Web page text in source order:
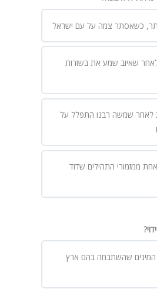
כשאסתר צמה על עם ישראל
שאיוב שמע את בשורות
לאחר שמשה רבנו התפלל על
ממזמורי התהילים שדוד
שהשתבחה בהם ארץ